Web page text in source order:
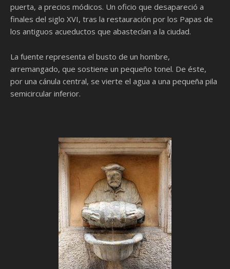
puerta, a precios módicos. Un oficio que desapareció a
finales del siglo XVI, tras la restauración por los Papas de
los antiguos acueductos que abastecían a la ciudad.
La fuente representa el busto de un hombre,
arremangado, que sostiene un pequeño tonel. De éste,
por una cánula central, se vierte el agua a una pequeña pila
semicircular inferior.